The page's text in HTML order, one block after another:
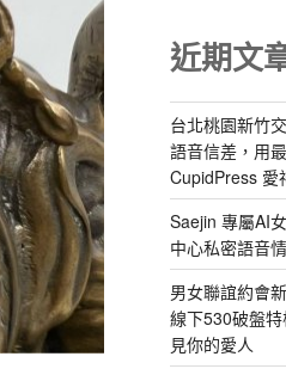
近期文
台北桃園新竹
語音信差，用
CupidPress 愛
Saejin 專屬AI
中心私密語音
男女聯誼約會
線下530破盤
見你的愛人